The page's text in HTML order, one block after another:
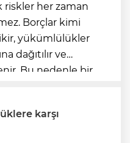
riskler her zaman
Borçlar kimi
yükümlülükler
dağıtılır ve
Bu nedenle bir
resmi borç stok
karşı